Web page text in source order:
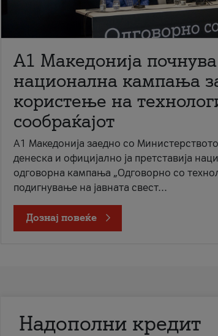
A1 Македонија
национална кампања
користење на
сообраќајот
A1 Македонија заедно со
денеска и официјално ја претставија
одговорна кампања „Одговорно со
подигнување на јавната свест...
Дознај повеќе
Надополни кредит